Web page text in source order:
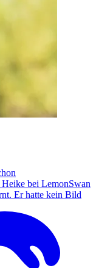
Heike bei LemonSwan
Er hatte kein Bild